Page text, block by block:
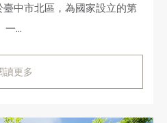
中市北區，為國家設立的第
一...
讀更多